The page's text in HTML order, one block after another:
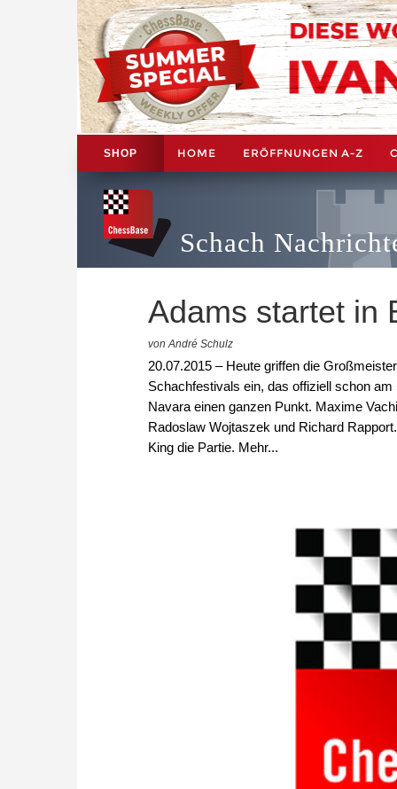
SHOP HOME ERÖFFNUNGEN A-Z
Schach
Adams startet in
von André Schulz
20.07.2015 – Heute griffen die
Schachfestivals ein, das offiziell schon
Navara einen ganzen Punkt. Maxime
Radoslaw Wojtaszek und Richard
King die Partie. Mehr...